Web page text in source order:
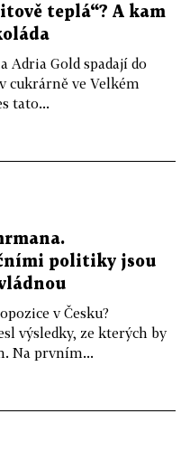
teplá“? A kam
Adria Gold spadají do
cukrárně ve Velkém
tato...
politiky jsou
v Česku?
výsledky, ze kterých by
Na prvním...